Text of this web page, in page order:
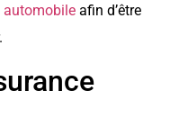
automobile afin d’être